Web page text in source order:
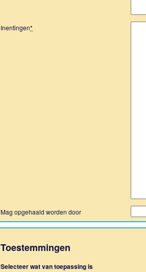
Inentingen*
Mag opgehaald worden door
Toestemmingen
Selecteer wat van toepassing is